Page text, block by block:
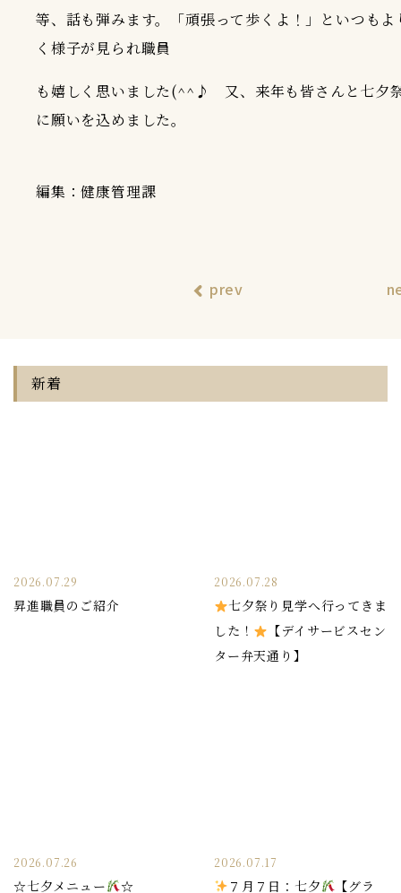
等、話も弾みます。「頑張って歩くよ！」といつも
く様子が見られ職員
も嬉しく思いました(^^♪ 又、来年も皆さんと七夕
に願いを込めました。
編集：健康管理課
prev
新着
2026.07.29
昇進職員のご紹介
2026.07.28
七夕祭り見学へ行ってきま
した！
【デイサービスセン
ター弁天通り】
2026.07.26
☆七夕メニュー ☆
2026.07.17
７月７日：七夕
【グラ